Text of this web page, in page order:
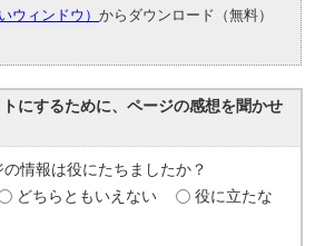
ウィンドウ）からダウンロード（無料）
にするために、ページの感想を聞かせ
情報は役にたちましたか？
どちらともいえない
役に立たな